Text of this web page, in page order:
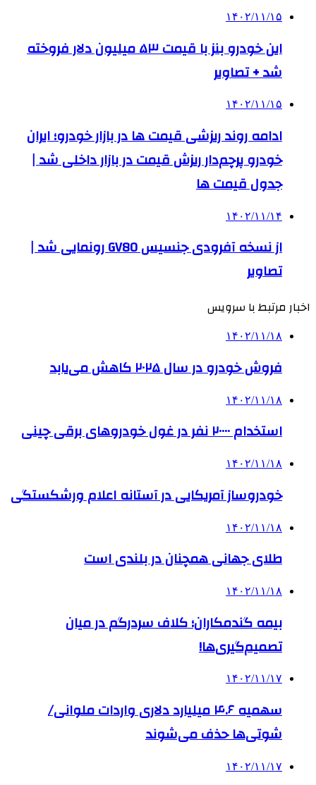
۱۴۰۲/۱۱/۱۵
این خودرو بنز با قیمت ۵٣ میلیون دلار فروخته
شد + تصاویر
۱۴۰۲/۱۱/۱۵
ادامه روند ریزشی قیمت ها در بازار خودرو؛ ایران
خودرو پرچم‌دار ریزش قیمت در بازار داخلی شد |
جدول قیمت ها
۱۴۰۲/۱۱/۱۴
از نسخه آفرودی جنسیس GV80 رونمایی شد |
تصاویر
اخبار مرتبط با سرویس
۱۴۰۲/۱۱/۱۸
فروش خودرو در سال ۲۰۲۵ کاهش می‌یابد
۱۴۰۲/۱۱/۱۸
استخدام ۲۰۰۰۰ نفر در غول خودروهای برقی چینی
۱۴۰۲/۱۱/۱۸
خودروساز آمریکایی در آستانه اعلام ورشکستگی
۱۴۰۲/۱۱/۱۸
طلای جهانی همچنان در بلندی است
۱۴۰۲/۱۱/۱۸
بیمه گندمکاران؛ کلاف سردرگم در میان
تصمیم‌گیری‌ها!
۱۴۰۲/۱۱/۱۷
سهمیه ۴.۶ میلیارد دلاری واردات ملوانی/
شوتی‌ها حذف می‌شوند
۱۴۰۲/۱۱/۱۷